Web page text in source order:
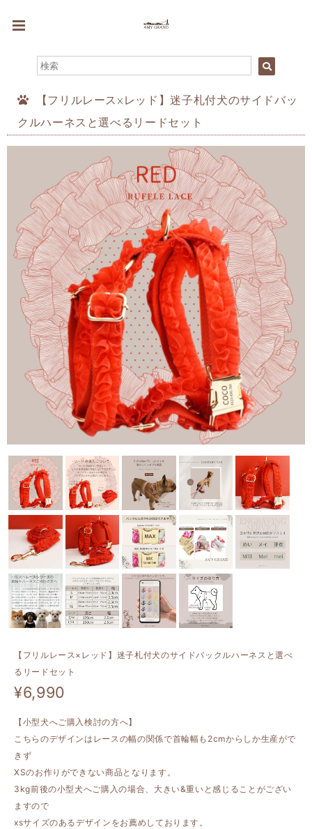
【フリルレース×レッド】迷子札付犬のサイドバッ
クルハーネスと選べるリードセット
【フリルレース×レッド】迷子札付犬のサイドバックルハーネスと選べ
るリードセット
¥6,990
【小型犬へご購入検討の方へ】
こちらのデザインはレースの幅の関係で首輪幅も2cmからしか生産がで
きず
XSのお作りができない商品となります。
3kg前後の小型犬へご購入の場合、大きい&重いと感じることがござい
ますので
xsサイズのあるデザインをお薦めしております。